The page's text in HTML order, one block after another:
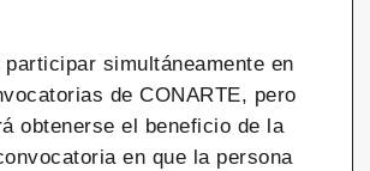
participar simultáneamente en
de CONARTE, pero
obtenerse el beneficio de la
en que la persona